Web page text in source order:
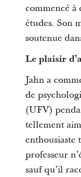
commencé à
études. Son
soutenue
Le plaisir
Jahn a
de
(UFV)
tellement
enthousiaste
professeur
sauf qu’il